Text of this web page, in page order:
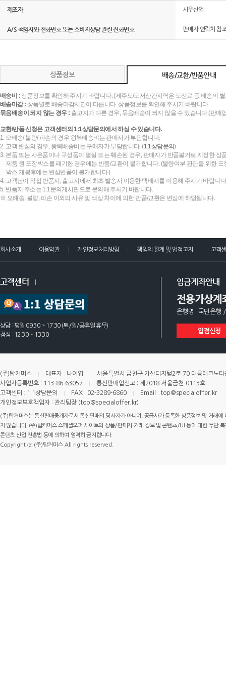
제조자 시우산업
A/S 책임자와 전화번호 또는 소비자상담 관련 전화번호 판매자 연락처 참
상품정보 배송/교환/반품안내
배송비 :상품정보를 확인해 주시기 바랍니다. (제주도/도서산간지역은 도선료 등 배송비
배송마감 : 상품별로 배송마감시간이 다릅니다. 상품정보를 확인해 주시기 바랍니다.
묶음배송이 되지 않는 경우 : 출고지가 다른 경우, 묶음배송이 되지 않을 수 있습니다.(판
교환/반품 신청은 고객센터의 1:1상담문의에서 하실 수 있습니다.
1. 오배송/ 불량/ 파손의 경우 왕복배송비는 판매자가 부담합니다.
2. 고객 변심의 경우, 왕복배송비는 구매자가 부담합니다. (1:1상담문의)
3. 본품 또는 사은품이나 구성품이 멸실 또는 훼손된 경우, 판매자가 반품불가로 지정한 상
제품 원 포장박스를 폐기한 경우에는 반품/교환이 불가합니다. (불량여부 판단을 위한
박스 개봉후에는 변심반품이 불가합니다.)
4. 고객님이 직접 반품시, 출고지에서 최초 발송시 이용한 택배사를 이용해 주시기 바랍니
5. 반품지 주소는 1:1문의게시판으로 문의해 주시기 바랍니다.
※ 오배송, 불량, 파손 이외의 사유 및 색상 차이에 의한 반품/교환은 변심에 해당됩니다.
회사소개 이용약관 개인정보처리방침 책임의 한계 및 법적고지 고객
고객센터
상담 : 평일 09:30 ~ 17:30 (토/일/공휴일 휴무)
점심 : 12:30 ~ 13:30
입금계좌안내
전용가상계
은행명 : 국민은행
입점신청
(주)탑커머스 대표자 : 나이엽
서울특별시 금천구 가산디지털2로 70 대륭테크노
사업자등록번호 : 113-86-63057
통신판매업신고 : 제2018-서울금천-0113호
고객센터 : 1:1상담문의
FAX : 02-3289-6860
Email : top@specialoffer.kr
개인정보보호책임자 : 관리팀장 (top@specialoffer.kr)
(주)탑커머스는 통신판매중개자로서 통신판매의 당사자가 아니며, 공급사가 등록한 상품정보 및 거래
지 않습니다. (주)탑커머스 스페셜오퍼 사이트의 상품/판매자 거래 정보 및 콘텐츠/UI 등에 대한 무단
콘텐츠 산업 진흥법 등에 의하여 엄격히 금지합니다.
Copyright ⓒ (주)탑커머스 All rights reserved.